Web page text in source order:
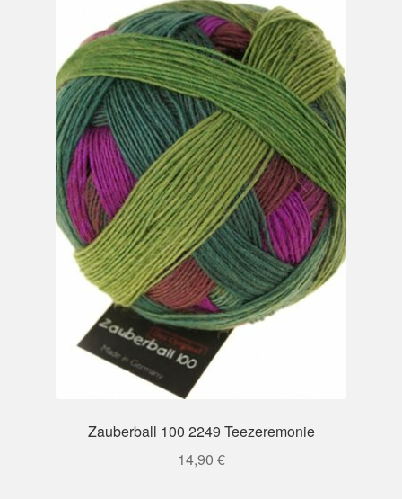
Zauberball 100 2249 Teezeremonie
14,90 €